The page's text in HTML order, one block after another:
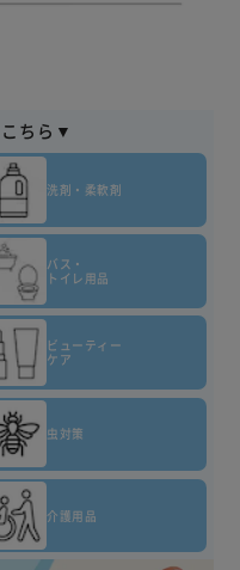
ちら▼
洗剤・柔軟剤
バス・
トイレ用品
ビューティー
ケア
虫対策
介護用品